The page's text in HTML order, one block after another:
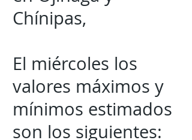
Chínipas,
El miércoles los
valores máximos y
mínimos estimados
son los siguientes: